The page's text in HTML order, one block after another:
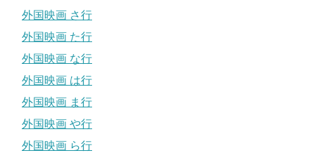
外国映画 さ行
外国映画 た行
外国映画 な行
外国映画 は行
外国映画 ま行
外国映画 や行
外国映画 ら行